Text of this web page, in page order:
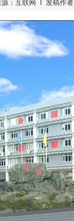
源：互联网 ‖ 发稿作